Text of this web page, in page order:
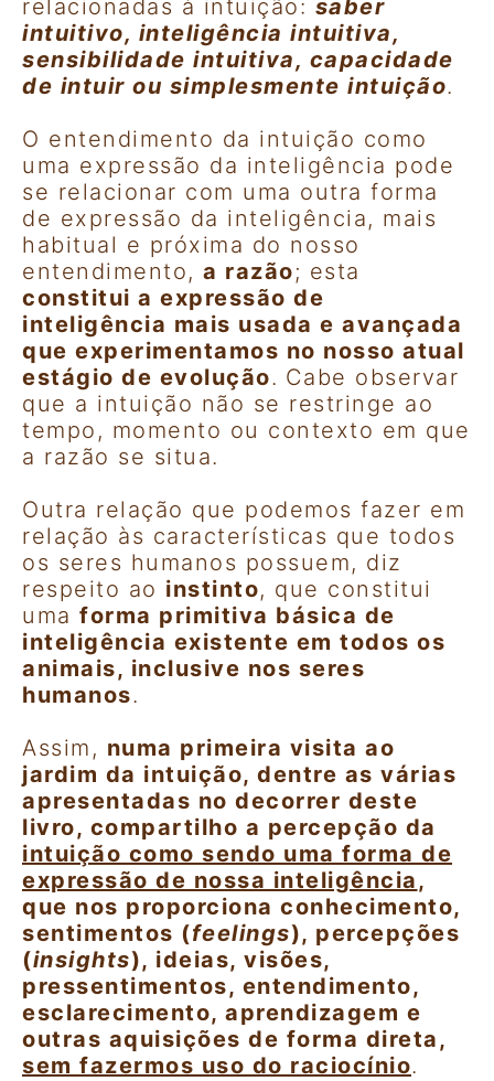
relacionadas à intuição: saber
intuitivo, inteligência intuitiva,
sensibilidade intuitiva, capacidade
de intuir ou simplesmente intuição.
O entendimento da intuição como
uma expressão da inteligência pode
se relacionar com uma outra forma
de expressão da inteligência, mais
habitual e próxima do nosso
entendimento, a razão; esta
constitui a expressão de
inteligência mais usada e avançada
que experimentamos no nosso atual
estágio de evolução. Cabe observar
que a intuição não se restringe ao
tempo, momento ou contexto em que
a razão se situa.
Outra relação que podemos fazer em
relação às características que todos
os seres humanos possuem, diz
respeito ao instinto, que constitui
uma forma primitiva básica de
inteligência existente em todos os
animais, inclusive nos seres
humanos.
Assim, numa primeira visita ao
jardim da intuição, dentre as várias
apresentadas no decorrer deste
livro, compartilho a percepção da
intuição como sendo uma forma de
expressão de nossa inteligência,
que nos proporciona conhecimento,
sentimentos (feelings), percepções
(insights), ideias, visões,
pressentimentos, entendimento,
esclarecimento, aprendizagem e
outras aquisições de forma direta,
sem fazermos uso do raciocínio.